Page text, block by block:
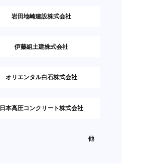
岩田地崎建設株式会社
伊藤組土建株式会社
オリエンタル白石株式会社
日本高圧コンクリート株式会社
他